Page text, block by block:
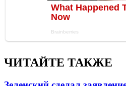
ЧИТАЙТЕ ТАКЖЕ